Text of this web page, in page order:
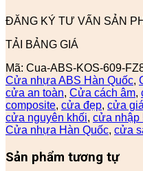
ĐĂNG KÝ TƯ VẤN SẢN
TẢI BẢNG GIÁ
Mã: Cua-ABS-KOS-609-
Cửa nhựa ABS Hàn Quốc,
cửa an toàn, Cửa cách âm,
composite, cửa đẹp, cửa
cửa nguyên khối, cửa nhập
Cửa nhựa Hàn Quốc, cửa
Sản phẩm tương tự